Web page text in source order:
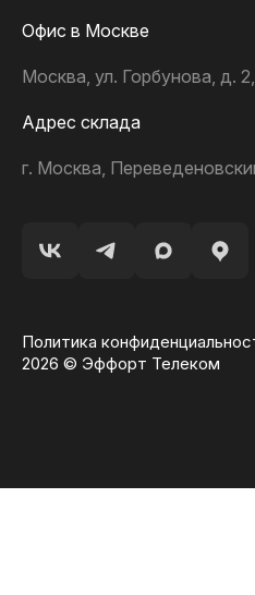
Офис в Москве
Москва, ул. Горбунова, д.
Адрес склада
г. Москва,
2026 © Эффорт Телеком
Политика